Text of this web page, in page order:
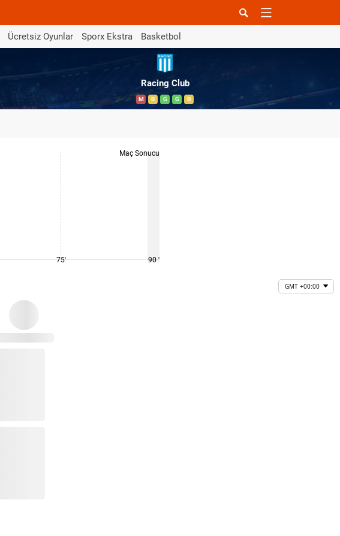
Ücretsiz Oyunlar Sporx Ekstra Basketbol
Racing Club
M B G G B
75'
Maç Sonucu
90 '
GMT +00:00